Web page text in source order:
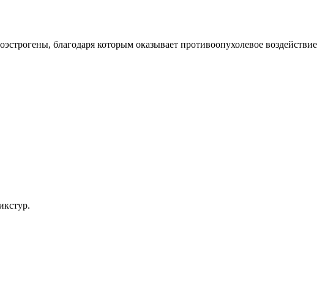
благодаря которым оказывает противоопухолевое воздействие